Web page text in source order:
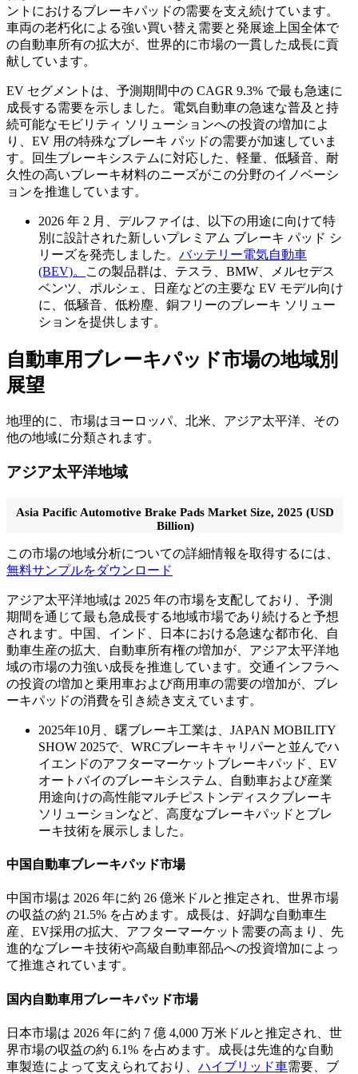
ントにおけるブレーキパッドの需要を支え続けています。
車両の老朽化による強い買い替え需要と発展途上国全体で
の自動車所有の拡大が、世界的に市場の一貫した成長に貢
献しています。
EV セグメントは、予測期間中の CAGR 9.3% で最も急速に
成長する需要を示しました。電気自動車の急速な普及と持
続可能なモビリティ ソリューションへの投資の増加によ
り、EV 用の特殊なブレーキ パッドの需要が加速していま
す。回生ブレーキシステムに対応した、軽量、低騒音、耐
久性の高いブレーキ材料のニーズがこの分野のイノベーシ
ョンを推進しています。
2026 年 2 月、デルファイは、以下の用途に向けて特
別に設計された新しいプレミアム ブレーキ パッド シ
リーズを発売しました。 バッテリー電気自動車
(BEV)。
この製品群は、テスラ、BMW、メルセデス
ベンツ、ポルシェ、日産などの主要な EV モデル向け
に、低騒音、低粉塵、銅フリーのブレーキ ソリュー
ションを提供します。
自動車用ブレーキパッド市場の地域別
展望
地理的に、市場はヨーロッパ、北米、アジア太平洋、その
他の地域に分類されます。
アジア太平洋地域
Asia Pacific Automotive Brake Pads Market Size, 2025 (USD
Billion)
この市場の地域分析についての詳細情報を取得するには、
無料サンプルをダウンロード
アジア太平洋地域は 2025 年の市場を支配しており、予測
期間を通じて最も急成長する地域市場であり続けると予想
されます。中国、インド、日本における急速な都市化、自
動車生産の拡大、自動車所有権の増加が、アジア太平洋地
域の市場の力強い成長を推進しています。交通インフラへ
の投資の増加と乗用車および商用車の需要の増加が、ブレ
ーキパッドの消費を引き続き支えています。
2025年10月、曙ブレーキ工業は、JAPAN MOBILITY
SHOW 2025で、WRCブレーキキャリパーと並んでハ
イエンドのアフターマーケットブレーキパッド、EV
オートバイのブレーキシステム、自動車および産業
用途向けの高性能マルチピストンディスクブレーキ
ソリューションなど、高度なブレーキパッドとブレ
ーキ技術を展示しました。
中国自動車ブレーキパッド市場
中国市場は 2026 年に約 26 億米ドルと推定され、世界市場
の収益の約 21.5% を占めます。成長は、好調な自動車生
産、EV採用の拡大、アフターマーケット需要の高まり、先
進的なブレーキ技術や高級自動車部品への投資増加によっ
て推進されています。
国内自動車用ブレーキパッド市場
日本市場は 2026 年に約 7 億 4,000 万米ドルと推定され、世
界市場の収益の約 6.1% を占めます。成長は先進的な自動
車製造によって支えられており、 ハイブリッド車需要、ブ